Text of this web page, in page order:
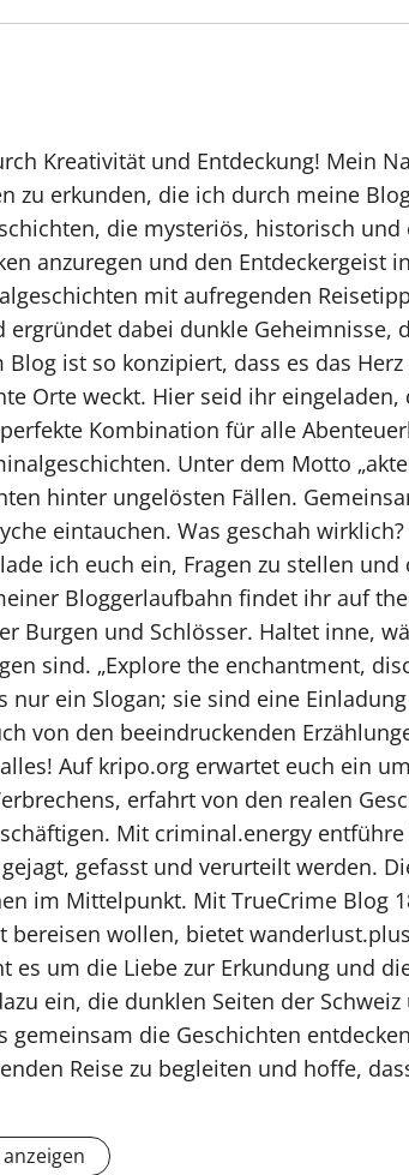
Kreativität und Entdeckung! Mein
zu erkunden, die ich durch meine
die mysteriös, historisch
anzuregen und den Entdeckergeist
mit aufregenden
dabei dunkle Geheimnisse,
ist so konzipiert, dass es das
Orte weckt. Hier seid ihr
Kombination für alle
Unter dem Motto
hinter ungelösten Fällen.
eintauchen. Was geschah
ich euch ein, Fragen zu stellen
Bloggerlaufbahn findet ihr auf
Burgen und Schlösser. Haltet inne,
sind. „Explore the enchantment,
nur ein Slogan; sie sind eine
von den beeindruckenden
Auf kripo.org erwartet euch ein
erfahrt von den realen
Mit criminal.energy
gefasst und verurteilt werden.
im Mittelpunkt. Mit TrueCrime Blog
bereisen wollen, bietet
es um die Liebe zur Erkundung und
ein, die dunklen Seiten der
gemeinsam die Geschichten
Reise zu begleiten und hoffe,